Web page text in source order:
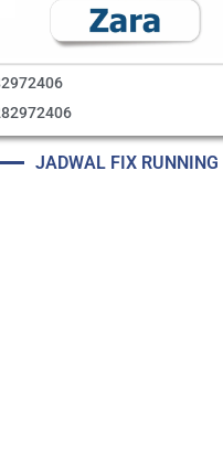
JADWAL FIX RUNNING